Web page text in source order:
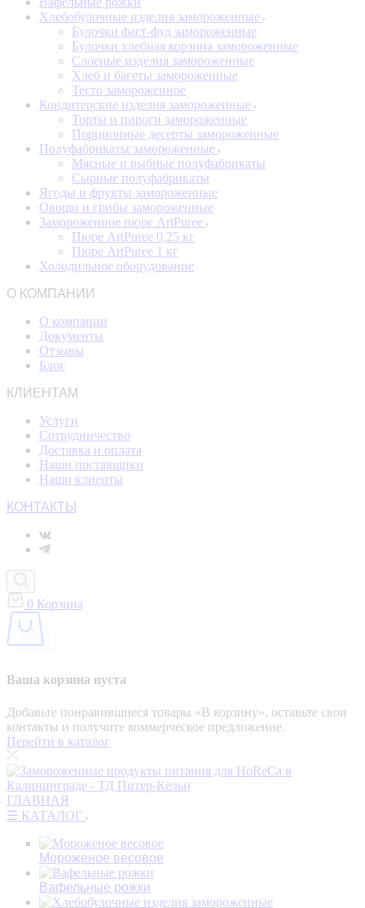
Хлебобулочные изделия замороженные
Булочки фаст-фуд замороженные
Булочки хлебная корзина замороженные
Слоеные изделия замороженные
Хлеб и багеты замороженные
Тесто замороженное
Кондитерские изделия замороженные
Торты и пироги замороженные
Порционные десерты замороженные
Полуфабрикаты замороженные
Мясные и рыбные полуфабрикаты
Сырные полуфабрикаты
Ягоды и фрукты замороженные
Овощи и грибы замороженные
Замороженное пюре ArtPuree
Пюре ArtPuree 0,25 кг
Пюре ArtPuree 1 кг
Холодильное оборудование
О КОМПАНИИ
О компании
Документы
Отзывы
Блог
КЛИЕНТАМ
Услуги
Сотрудничество
Доставка и оплата
Наши поставщики
Наши клиенты
КОНТАКТЫ
0 Корзина
Ваша корзина пуста
Добавьте понравившиеся товары «‎В корзину»‎, оставьте свои
контакты и получите коммерческое предложение.
Перейти в каталог
ГЛАВНАЯ
☰ КАТАЛОГ
Мороженое весовое
Вафельные рожки